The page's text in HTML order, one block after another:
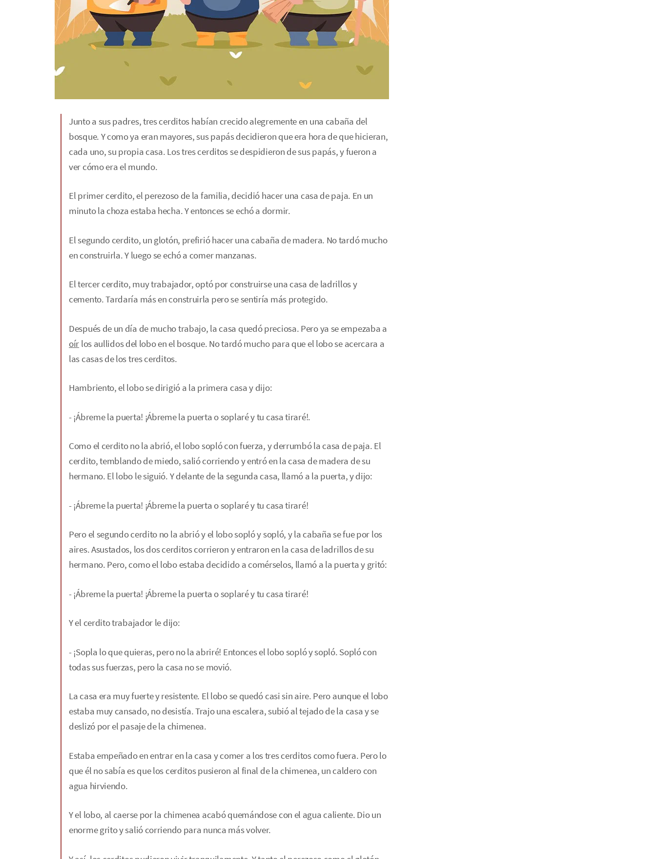
Junto a sus padres, tres cerditos habían crecido alegremente en una cabaña del
bosque. Y como ya eran mayores, sus papás decidieron que era hora de que hicieran,
cada uno, su propia casa. Los tres cerditos se despidieron de sus papás, y fueron a
ver cómo era el mundo.
El primer cerdito, el perezoso de la familia, decidió hacer una casa de paja. En un
minuto la choza estaba hecha. Y entonces se echó a dormir.
El segundo cerdito, un glotón, prefirió hacer una cabaña de madera. No tardó mucho
en construirla. Y luego se echó a comer manzanas.
El tercer cerdito, muy trabajador, optó por construirse una casa de ladrillos y
cemento. Tardaría más en construirla pero se sentiría más protegido.
Después de un día de mucho trabajo, la casa quedó preciosa. Pero ya se empezaba a
oír los aullidos del lobo en el bosque. No tardó mucho para que el lobo se acercara a
las casas de los tres cerditos.
Hambriento, el lobo se dirigió a la primera casa y dijo:
- ¡Ábreme la puerta! ¡Ábreme la puerta o soplaré y tu casa tiraré!.
Como el cerdito no la abrió, el lobo sopló con fuerza, y derrumbó la casa de paja. El
cerdito, temblando de miedo, salió corriendo y entró en la casa de madera de su
hermano. El lobo le siguió. Y delante de la segunda casa, llamó a la puerta, y dijo:
- ¡Ábreme la puerta! ¡Ábreme la puerta o soplaré y tu casa tiraré!
Pero el segundo cerdito no la abrió y el lobo sopló y sopló, y la cabaña se fue por los
aires. Asustados, los dos cerditos corrieron y entraron en la casa de ladrillos de su
hermano. Pero, como el lobo estaba decidido a comérselos, llamó a la puerta y gritó:
- ¡Ábreme la puerta! ¡Ábreme la puerta o soplaré y tu casa tiraré!
Y el cerdito trabajador le dijo:
- ¡Sopla lo que quieras, pero no la abriré! Entonces el lobo sopló y sopló. Sopló con
todas sus fuerzas, pero la casa no se movió.
La casa era muy fuerte y resistente. El lobo se quedó casi sin aire. Pero aunque el lobo
estaba muy cansado, no desistía. Trajo una escalera, subió al tejado de la casa y se
deslizó por el pasaje de la chimenea.
Estaba empeñado en entrar en la casa y comer a los tres cerditos como fuera. Pero lo
que él no sabía es que los cerditos pusieron al final de la chimenea, un caldero con
agua hirviendo.
Y el lobo, al caerse por la chimenea acabó quemándose con el agua caliente. Dio un
enorme grito y salió corriendo para nunca más volver.